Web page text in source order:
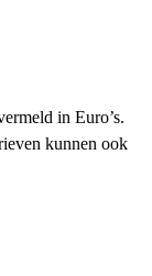
in Euro’s.
kunnen ook